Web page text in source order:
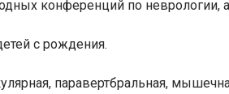
конференций по неврологии,
с рождения.
паравертбральная,